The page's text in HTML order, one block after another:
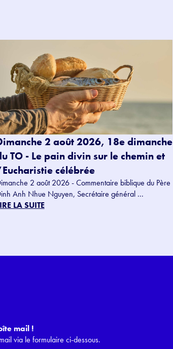
2 août 2026, 18e dimanche
TO - Le pain divin sur le chemin et
célébrée
2 août 2026 - Commentaire biblique du Père
Anh Nhue Nguyen, Secrétaire général ...
LA SUITE
mail !
via le formulaire ci-dessous.